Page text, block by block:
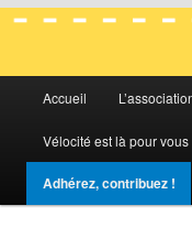
Vélocité
La mobilité en toute
Aller
au
contenu
Aller
au
contenu
Accueil
Vélocité est là pour vous
Adhérez, contribuez !